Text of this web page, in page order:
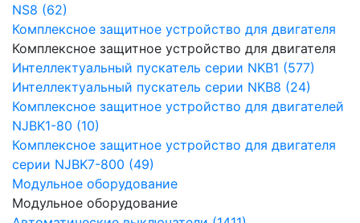
NS8 (62)
Комплексное защитное устройство для двигателя
Комплексное защитное устройство для двигателя
Интеллектуальный пускатель серии NKB1 (577)
Интеллектуальный пускатель серии NKB8 (24)
Комплексное защитное устройство для двигателей
NJBK1-80 (10)
Комплексное защитное устройство для двигателя
серии NJBK7-800 (49)
Модульное оборудование
Модульное оборудование